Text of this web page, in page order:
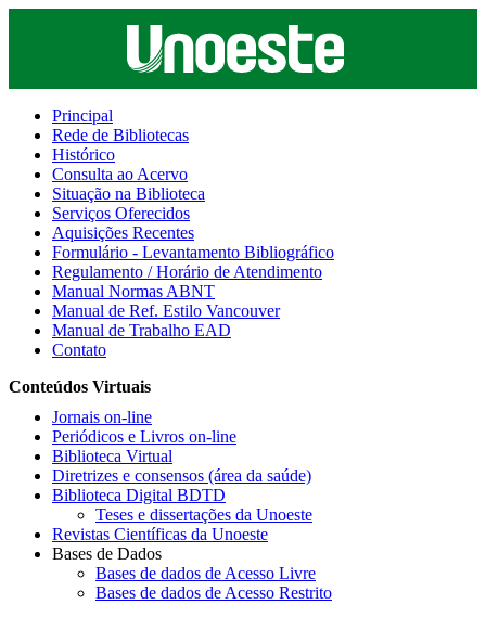
Principal
Rede de Bibliotecas
Histórico
Consulta ao Acervo
Situação na Biblioteca
Serviços Oferecidos
Aquisições Recentes
Formulário - Levantamento Bibliográfico
Regulamento / Horário de Atendimento
Manual Normas ABNT
Manual de Ref. Estilo Vancouver
Manual de Trabalho EAD
Contato
Conteúdos Virtuais
Jornais on-line
Periódicos e Livros on-line
Biblioteca Virtual
Diretrizes e consensos (área da saúde)
Biblioteca Digital BDTD
Teses e dissertações da Unoeste
Revistas Científicas da Unoeste
Bases de Dados
Bases de dados de Acesso Livre
Bases de dados de Acesso Restrito